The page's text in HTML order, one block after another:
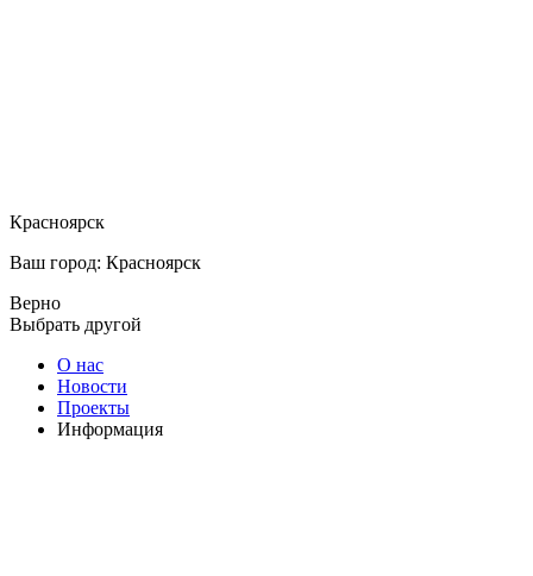
Красноярск
Ваш город: Красноярск
Верно
Выбрать другой
О нас
Новости
Проекты
Информация